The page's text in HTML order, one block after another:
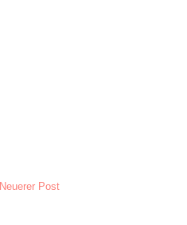
Neuerer Post